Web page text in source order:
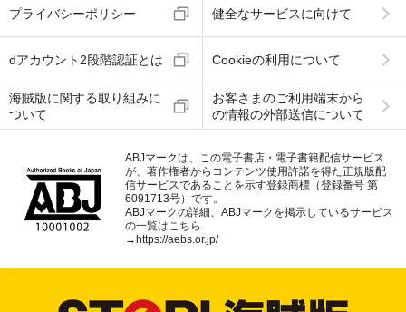
プライバシーポリシー 健全なサービスに向けて
dアカウント2段階認証とは Cookieの利用について
海賊版に関する取り組みに
ついて
お客さまのご利用端末から
の情報の外部送信について
ABJマークは、この電子書店・電子書籍配信サービス
が、著作権者からコンテンツ使用許諾を得た正規版配
信サービスであることを示す登録商標（登録番号 第
6091713号）です。
ABJマークの詳細、ABJマークを掲示しているサービス
の一覧はこちら
→ https://aebs.or.jp/